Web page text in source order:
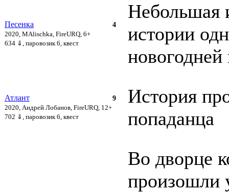
4
Песенка
2020, MAlischka, FireURQ, 6+
634 ⇓ , паровозик 6, квест
Небольшая
истории
новогодней
9
Атлант
2020, Андрей Лобанов, FireURQ, 12+
702 ⇓ , паровозик 6, квест
История
попаданца
Во дворце
произошли